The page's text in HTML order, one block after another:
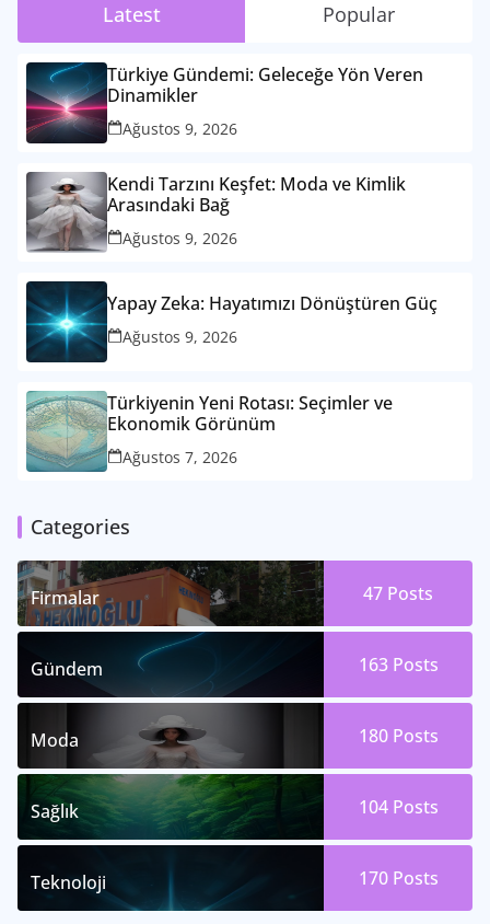
Latest Popular
Türkiye Gündemi: Geleceğe Yön Veren
Dinamikler
Ağustos 9, 2026
Kendi Tarzını Keşfet: Moda ve Kimlik
Arasındaki Bağ
Ağustos 9, 2026
Yapay Zeka: Hayatımızı Dönüştüren Güç
Ağustos 9, 2026
Türkiyenin Yeni Rotası: Seçimler ve
Ekonomik Görünüm
Ağustos 7, 2026
Categories
Firmalar 47 Posts
Gündem 163 Posts
Moda 180 Posts
Sağlık 104 Posts
Teknoloji 170 Posts